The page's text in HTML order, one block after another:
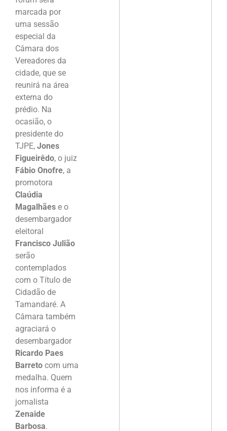
marcada por
uma sessão
especial da
Câmara dos
Vereadores da
cidade, que se
reunirá na área
externa do
prédio. Na
ocasião, o
presidente do
TJPE, Jones
Figueirêdo, o juiz
Fábio Onofre, a
promotora
Claúdia
Magalhães e o
desembargador
eleitoral
Francisco Julião
serão
contemplados
com o Título de
Cidadão de
Tamandaré. A
Câmara também
agraciará o
desembargador
Ricardo Paes
Barreto com uma
medalha. Quem
nos informa é a
jornalista
Zenaide
Barbosa.